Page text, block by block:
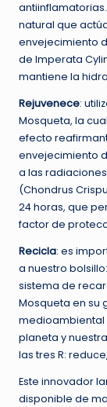
natural que
envejecimiento
de Imperata
mantiene la
Rejuvenece:
Mosqueta, la
efecto
envejecimiento
a las
(Chondrus
24 horas, que
factor de
Recicla: es
a nuestro
sistema de
Mosqueta en su
medioambiental
planeta y
las tres R:
Este innovador
disponible de